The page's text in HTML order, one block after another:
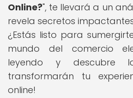
Online?", te llevará a un
revela secretos
¿Estás listo para
mundo del comercio
leyendo y descubre
transformarán tu
online!